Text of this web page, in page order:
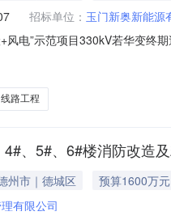
招标单位： 玉门新奥新能源
风电”示范项目330kV若华变终
路工程
、5#、6#楼消防改造
州市｜德城区
预算1600万元
有限公司